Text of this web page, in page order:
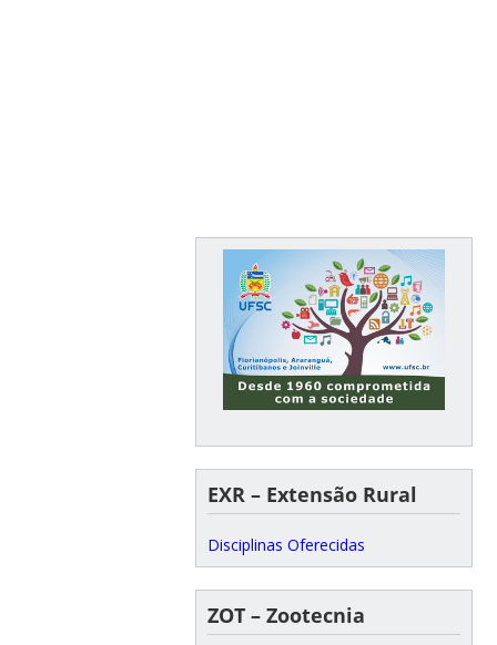
EXR – Extensão Rural
Disciplinas Oferecidas
ZOT – Zootecnia